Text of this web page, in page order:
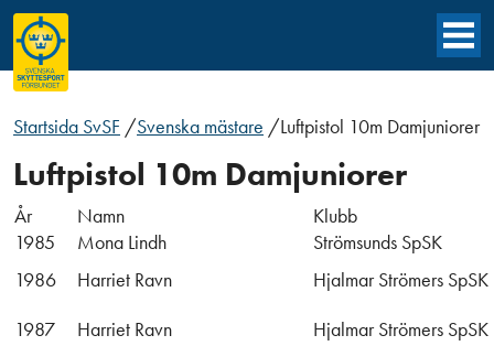
Startsida SvSF /Svenska mästare /Luftpistol 10m Damjuniorer
Luftpistol 10m Damjuniorer
År Namn
Klubb
1985
Mona Lindh
Strömsunds SpSK
1986
Harriet Ravn
Hjalmar Strömers SpSK
1987
Harriet Ravn
Hjalmar Strömers SpSK